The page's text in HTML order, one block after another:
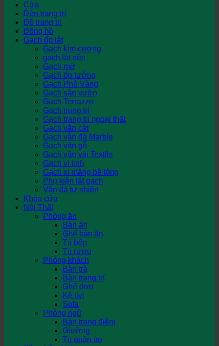
Cửa
Đèn trang trí
Đồ trang trí
Đồng hồ
Gạch ốp lát
Gạch kim cương
gạch lát nền
Gạch mờ
Gạch ốp tường
Gạch Phủ Vàng
Gạch sân vườn
Gạch Terrazzo
Gạch trang trí
Gạch trang trí ngoại thất
Gạch vân cát
Gạch vân đá Marble
Gạch vân gỗ
Gạch vân vải Textile
Gạch vi tinh
Gạch xi măng bê tông
Phụ kiện lát gạch
Vân đá tự nhiên
Khóa cửa
Nội Thất
Phòng ăn
Bàn ăn
Ghế bàn ăn
Tủ bếp
Tủ rượu
Phòng khách
Bàn trà
Bàn trang trí
Ghế đơn
Kệ tivi
Sofa
Phòng ngủ
Bàn trang điểm
Giường
Tủ quần áo